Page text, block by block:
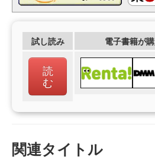
試し読み 電子書籍が
読
む
関連タイトル